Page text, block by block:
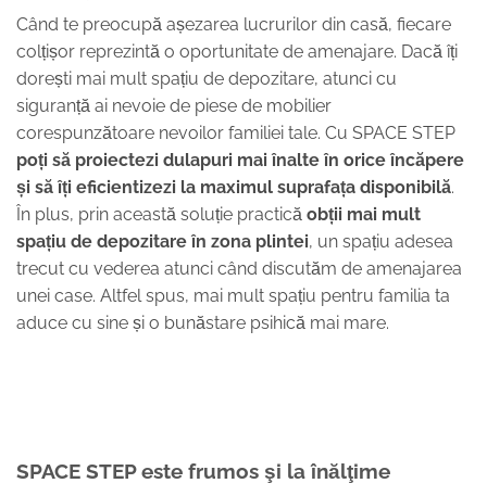
Când te preocupă așezarea lucrurilor din casă, fiecare
colțișor reprezintă o oportunitate de amenajare. Dacă îți
dorești mai mult spațiu de depozitare, atunci cu
siguranță ai nevoie de piese de mobilier
corespunzătoare nevoilor familiei tale. Cu SPACE STEP
poți să proiectezi dulapuri mai înalte în orice încăpere
și să îți eficientizezi la maximul suprafața disponibilă.
În plus, prin această soluție practică obții mai mult
spațiu de depozitare în zona plintei, un spațiu adesea
trecut cu vederea atunci când discutăm de amenajarea
unei case. Altfel spus, mai mult spațiu pentru familia ta
aduce cu sine și o bunăstare psihică mai mare.
SPACE STEP este frumos şi la înălţime